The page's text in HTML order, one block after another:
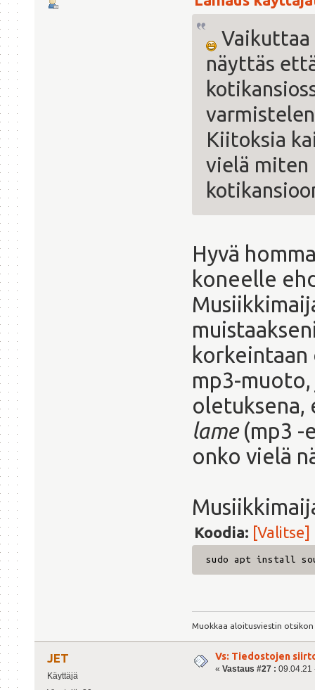
näyttäs
Kiitoksia
vielä miten
Hyvä
koneelle
mp3-
oletuksena,
lame(mp3 -
onko vielä
Koodia: [Valitse]
sudo apt install
Muokkaa aloitusviestin otsikon
JET
Käyttäjä
Vs: Tiedostojen
« Vastaus #27 : 09.04.21